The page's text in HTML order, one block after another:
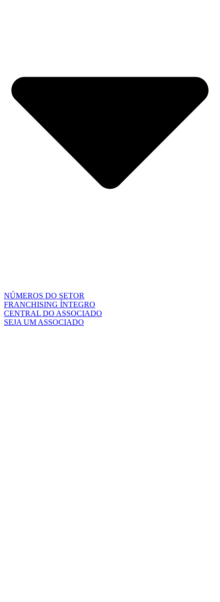
NÚMEROS DO SETOR
FRANCHISING ÍNTEGRO
CENTRAL DO ASSOCIADO
SEJA UM ASSOCIADO